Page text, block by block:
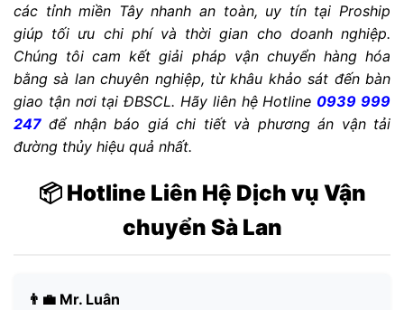
các tỉnh miền Tây nhanh an toàn, uy tín tại Proship
giúp tối ưu chi phí và thời gian cho doanh nghiệp.
Chúng tôi cam kết giải pháp vận chuyển hàng hóa
bằng sà lan chuyên nghiệp, từ khâu khảo sát đến bàn
giao tận nơi tại ĐBSCL. Hãy liên hệ Hotline 0939 999
247 để nhận báo giá chi tiết và phương án vận tải
đường thủy hiệu quả nhất.
📦 Hotline Liên Hệ Dịch vụ Vận
chuyển Sà Lan
👨‍💼 Mr. Luân